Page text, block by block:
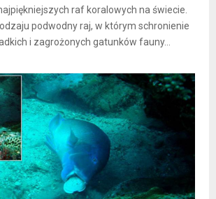
raf koralowych na świecie.
podwodny raj, w którym schronienie
i zagrożonych gatunków fauny...